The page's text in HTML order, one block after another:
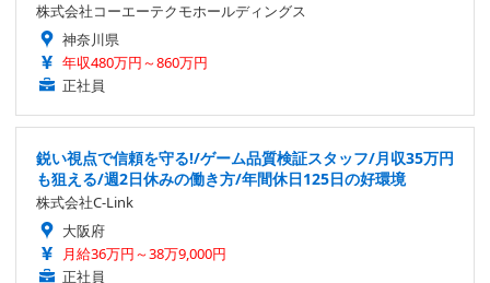
株式会社コーエーテクモホールディングス
神奈川県
年収480万円～860万円
正社員
鋭い視点で信頼を守る!/ゲーム品質検証スタッフ/月収35万円
も狙える/週2日休みの働き方/年間休日125日の好環境
株式会社C-Link
大阪府
月給36万円～38万9,000円
正社員